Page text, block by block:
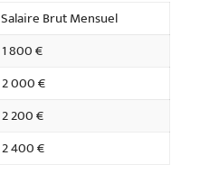
Salaire Brut Mensuel
1 800 €
2 000 €
2 200 €
2 400 €